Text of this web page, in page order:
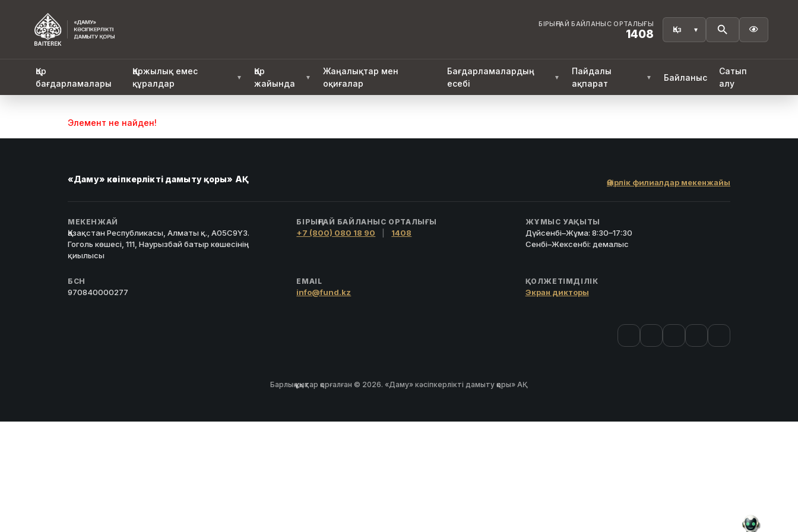
БІРЫҢҒАЙ БАЙЛАНЫС ОРТАЛЫҒЫ
1408 
Қор
бағдарламалары
Қаржылық емес
құралдар
▼
Қор
жайында
▼
Жаңалықтар мен
оқиғалар
Бағдарламалардың
есебі
▼
Пайдалы
ақпарат
▼ Байланыс
Сатып
алу
Элемент не найден!
«Даму» кәсіпкерлікті дамыту қоры» АҚ Өңірлік филиалдар мекенжайы
МЕКЕНЖАЙ
Қазақстан Республикасы, Алматы қ., A05C9Y3.
Гоголь көшесі, 111, Наурызбай батыр көшесінің
қиылысы
БІРЫҢҒАЙ БАЙЛАНЫС ОРТАЛЫҒЫ
+7 (800) 080 18 90 1408
ЖҰМЫС УАҚЫТЫ
Дүйсенбі–Жұма: 8:30–17:30
Сенбі–Жексенбі: демалыс
БСН
970840000277
EMAIL
info@fund.kz
ҚОЛЖЕТІМДІЛІК
Экран дикторы
Барлық құқықтар қорғалған © 2026. «Даму» кәсіпкерлікті дамыту қоры» АҚ